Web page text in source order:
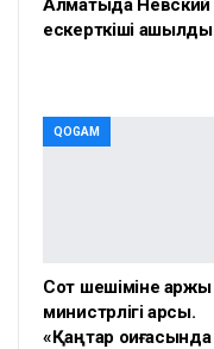
Алматыда Невский
ескерткіші ашылды
QOGAM
Сот шешіміне қаржы
министрлігі қарсы.
«Қаңтар оқиғасында